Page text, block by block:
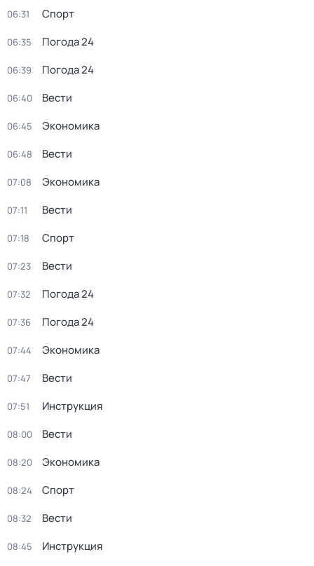
06:31 Спорт
06:35 Погода 24
06:39 Погода 24
06:40 Вести
06:45 Экономика
06:48 Вести
07:08 Экономика
07:11 Вести
07:18 Спорт
07:23 Вести
07:32 Погода 24
07:36 Погода 24
07:44 Экономика
07:47 Вести
07:51 Инструкция
08:00 Вести
08:20 Экономика
08:24 Спорт
08:32 Вести
08:45 Инструкция